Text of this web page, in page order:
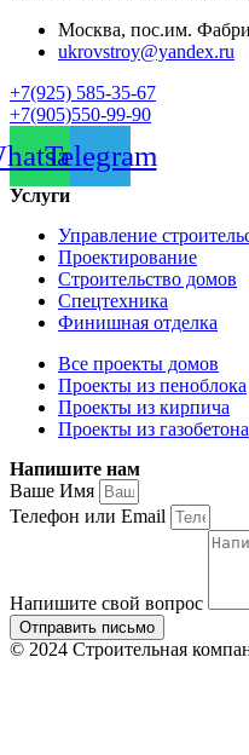
Москва, пос.им.
ukrovstroy@yandex.ru
+7(925) 585-35-67
+7(905)550-99-90
Telegram
Услуги
Управление
Проектирование
Строительство домов
Спецтехника
Финишная отделка
Все проекты домов
Проекты из пеноблока
Проекты из кирпича
Проекты из газобетона
Напишите нам
Ваше Имя
Телефон или Email
Напишите свой вопрос
Отправить письмо
© 2024 Строительная